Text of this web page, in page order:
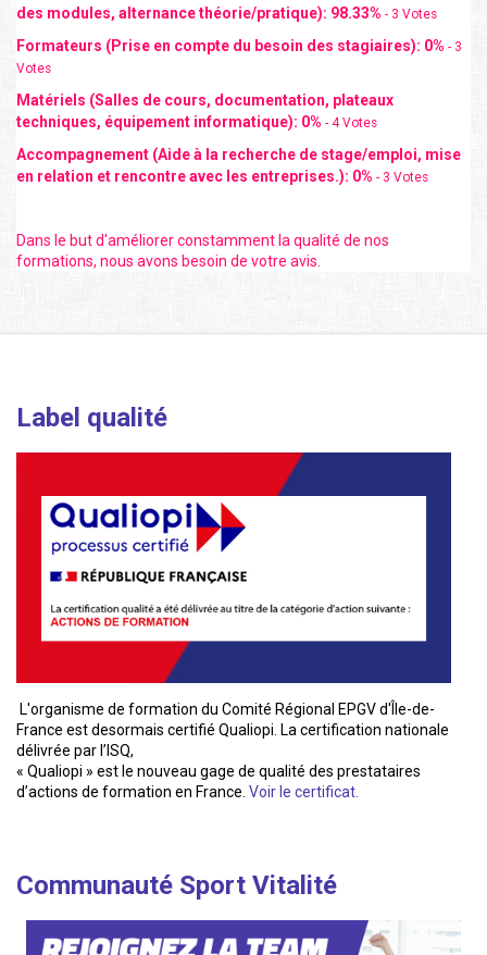
des modules, alternance théorie/pratique): 98.33% - 3 Votes
Formateurs (Prise en compte du besoin des stagiaires): 0% - 3
Votes
Matériels (Salles de cours, documentation, plateaux
techniques, équipement informatique): 0% - 4Votes
Accompagnement (Aide à la recherche de stage/emploi, mise
en relation et rencontre avec les entreprises.): 0% - 3 Votes
Dans le but d'améliorer constamment la qualité de nos
formations, nous avons besoin de votre avis.
Label qualité
L'organisme de formation du Comité Régional EPGV d'Île-de-
France est desormais certifié Qualiopi. La certification nationale
délivrée par l’ISQ,
« Qualiopi » est le nouveau gage de qualité des prestataires
d’actions de formation en France. Voir le certificat.
Communauté Sport Vitalité